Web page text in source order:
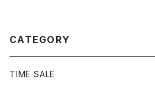
CATEGORY
TIME SALE